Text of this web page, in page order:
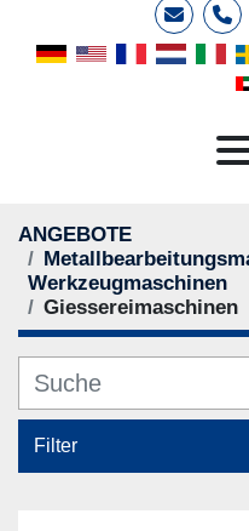
E-Mail
ANGEBOTE
Werkzeugmaschinen
Giessereimaschinen
Filter